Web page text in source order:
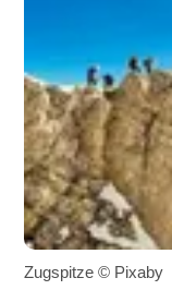
Zugspitze © Pixaby